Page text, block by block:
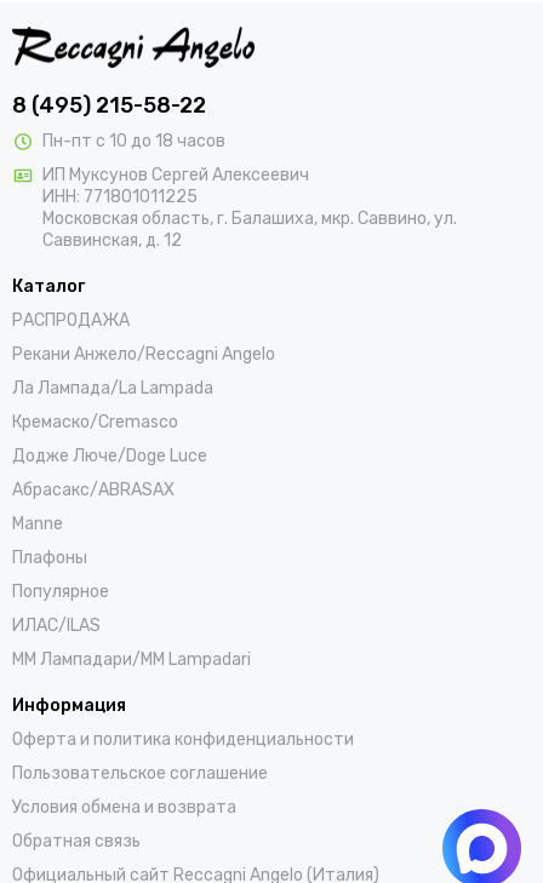
8 (495) 215-58-22
Пн-пт с 10 до 18 часов
ИП Муксунов Сергей Алексеевич
ИНН: 771801011225
Московская область, г. Балашиха, мкр. Саввино, ул.
Саввинская, д. 12
Каталог
РАСПРОДАЖА
Рекани Анжело/Reccagni Angelo
Ла Лампада/La Lampada
Кремаско/Cremasco
Додже Люче/Doge Luce
Абрасакс/ABRASAX
Manne
Плафоны
Популярное
ИЛАС/ILAS
ММ Лампадари/MM Lampadari
Информация
Оферта и политика конфиденциальности
Пользовательское соглашение
Условия обмена и возврата
Обратная связь
Официальный сайт Reccagni Angelo (Италия)